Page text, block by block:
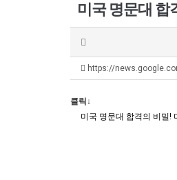
미국 명문대 합
https://
클릭↓
미국 명문대 합격의 비밀!